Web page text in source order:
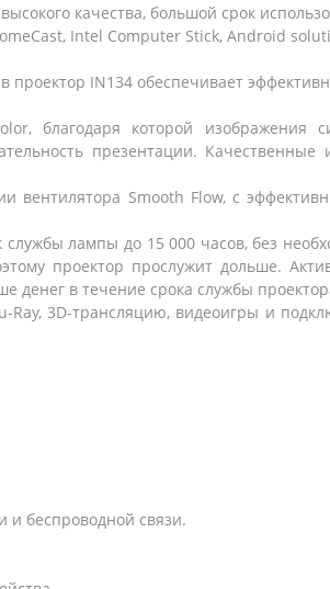
качества, большой срок
Intel Computer Stick, Android
IN134 обеспечивает
благодаря которой
презентации.
вентилятора Smooth Flow, с
лампы до 15 000 часов, без
проектор прослужит дольше.
денег в течение срока службы
Ray, 3D-трансляцию, видеоигры и
и беспроводной связи.